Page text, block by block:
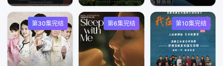
第30集完结 第6集完结 第10集完结